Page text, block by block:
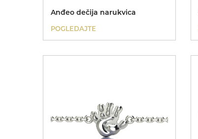
Anđeo dečija narukvica
POGLEDAJTE